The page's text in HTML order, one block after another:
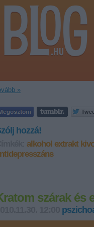
»
hozzá!
alkohol extrakt
szárak és